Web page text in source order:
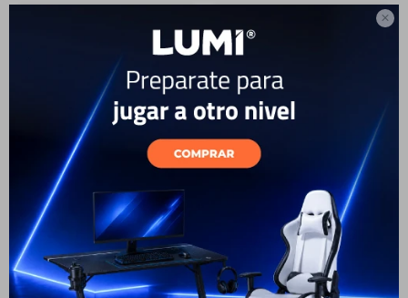

Auriculares JBL Tune 500
USD 39 USD
Auriculares JBL T520 BT -
USD 69 USD66